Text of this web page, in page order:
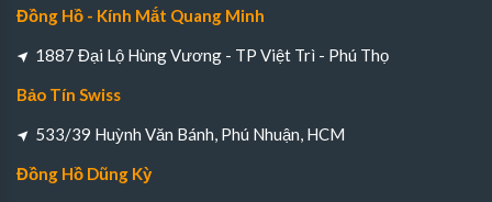
Đồng Hồ - Kính Mắt Quang Minh
1887 Đại Lộ Hùng Vương - TP Việt Trì - Phú Thọ
Bảo Tín Swiss
533/39 Huỳnh Văn Bánh, Phú Nhuận, HCM
Đồng Hồ Dũng Kỳ